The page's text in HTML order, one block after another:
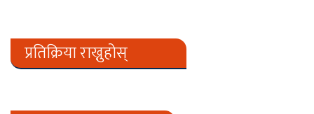
प्रतिक्रिया राख्नुहोस्